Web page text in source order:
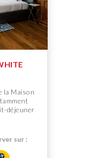
la Maison
déjeuner
sur :